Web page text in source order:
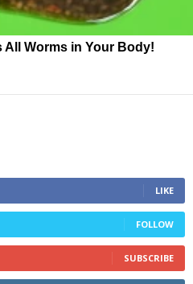
All Worms in Your Body!
LIKE
FOLLOW
SUBSCRIBE